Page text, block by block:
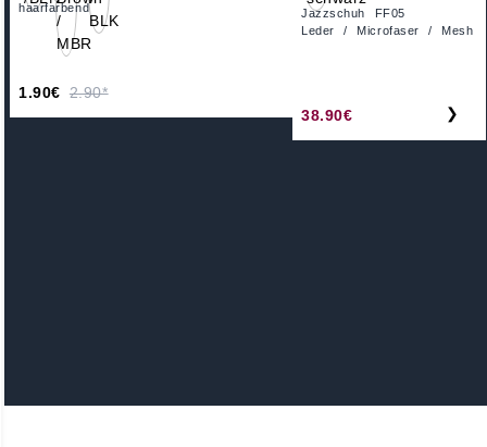
haarfarbend
1.90€ 2.90*
Jazzschuh FF05
Leder / Microfaser / Mesh
38.90€ ❯